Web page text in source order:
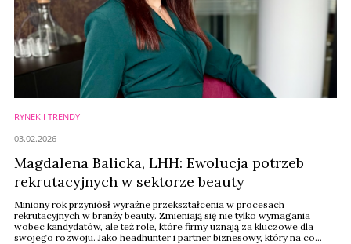
RYNEK I TRENDY
Magdalena Balicka, LHH: Ewolucja potrzeb
rekrutacyjnych w sektorze beauty
Miniony rok przyniósł wyraźne przekształcenia w procesach
rekrutacyjnych w branży beauty. Zmieniają się nie tylko wymagania
wobec kandydatów, ale też role, które firmy uznają za kluczowe dla
swojego rozwoju. Jako headhunter i partner biznesowy, który na co
03.02.2026